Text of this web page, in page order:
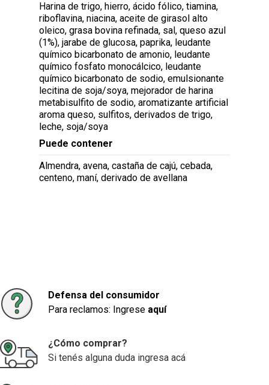
Harina de trigo, hierro, ácido fólico, tiamina,
riboflavina, niacina, aceite de girasol alto
oleico, grasa bovina refinada, sal, queso azul
(1%), jarabe de glucosa, paprika, leudante
químico bicarbonato de amonio, leudante
químico fosfato monocálcico, leudante
químico bicarbonato de sodio, emulsionante
lecitina de soja/soya, mejorador de harina
metabisulfito de sodio, aromatizante artificial
aroma queso, sulfitos, derivados de trigo,
leche, soja/soya
Puede contener
Almendra, avena, castaña de cajú, cebada,
centeno, maní, derivado de avellana
Defensa del consumidor
Para reclamos: Ingrese aquí
¿Cómo comprar?
Si tenés alguna duda ingresa acá